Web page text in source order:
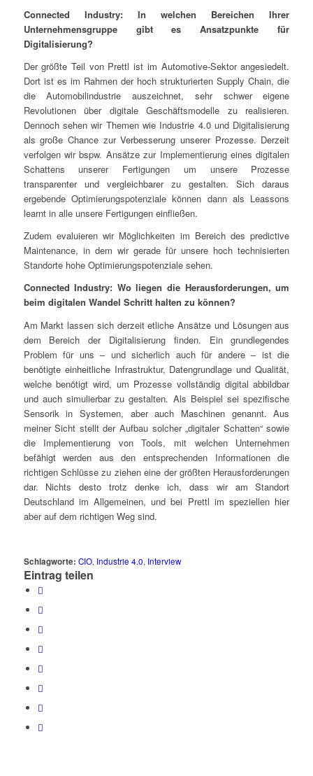
Connected Industry: In welchen Bereichen Ihrer
Unternehmensgruppe gibt es Ansatzpunkte für
Digitalisierung?
Der größte Teil von Prettl ist im Automotive-Sektor angesiedelt.
Dort ist es im Rahmen der hoch strukturierten Supply Chain, die
die Automobilindustrie auszeichnet, sehr schwer eigene
Revolutionen über digitale Geschäftsmodelle zu realisieren.
Dennoch sehen wir Themen wie Industrie 4.0 und Digitalisierung
als große Chance zur Verbesserung unserer Prozesse. Derzeit
verfolgen wir bspw. Ansätze zur Implementierung eines digitalen
Schattens unserer Fertigungen um unsere Prozesse
transparenter und vergleichbarer zu gestalten. Sich daraus
ergebende Optimierungspotenziale können dann als Leassons
learnt in alle unsere Fertigungen einfließen.
Zudem evaluieren wir Möglichkeiten im Bereich des predictive
Maintenance, in dem wir gerade für unsere hoch technisierten
Standorte hohe Optimierungspotenziale sehen.
Connected Industry: Wo liegen die Herausforderungen, um
beim digitalen Wandel Schritt halten zu können?
Am Markt lassen sich derzeit etliche Ansätze und Lösungen aus
dem Bereich der Digitalisierung finden. Ein grundlegendes
Problem für uns – und sicherlich auch für andere – ist die
benötigte einheitliche Infrastruktur, Datengrundlage und Qualität,
welche benötigt wird, um Prozesse vollständig digital abbildbar
und auch simulierbar zu gestalten. Als Beispiel sei spezifische
Sensorik in Systemen, aber auch Maschinen genannt. Aus
meiner Sicht stellt der Aufbau solcher „digitaler Schatten“ sowie
die Implementierung von Tools, mit welchen Unternehmen
befähigt werden aus den entsprechenden Informationen die
richtigen Schlüsse zu ziehen eine der größten Herausforderungen
dar. Nichts desto trotz denke ich, dass wir am Standort
Deutschland im Allgemeinen, und bei Prettl im speziellen hier
aber auf dem richtigen Weg sind.
Schlagworte: CIO, Industrie 4.0, Interview
Eintrag teilen